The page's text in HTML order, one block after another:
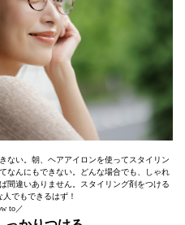
ない。朝、ヘアアイロンを使ってスタイリン
なんにもできない。どんな場合でも、しゃれ
間違いありません。スタイリング剤をつける
でもできるはず！
to／